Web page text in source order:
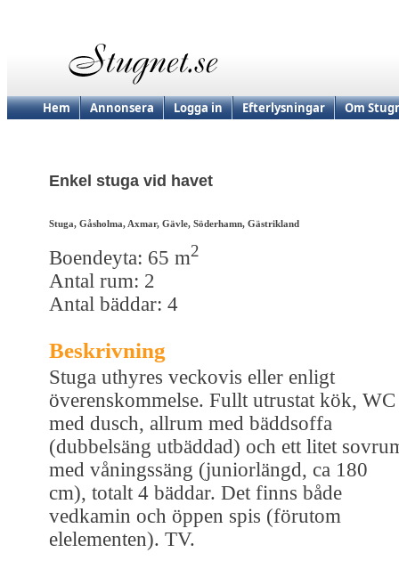
Hem Annonsera Logga in Efterlysningar Om
Enkel stuga vid havet
Stuga, Gåsholma, Axmar, Gävle, Söderhamn, Gästrikland
Boendeyta: 65 m2
Antal rum: 2
Antal bäddar: 4
Beskrivning
Stuga uthyres veckovis eller enligt
överenskommelse. Fullt utrustat kök, WC
med dusch, allrum med bäddsoffa
(dubbelsäng utbäddad) och ett litet
med våningssäng (juniorlängd, ca 180
cm), totalt 4 bäddar. Det finns både
vedkamin och öppen spis (förutom
elelementen). TV.